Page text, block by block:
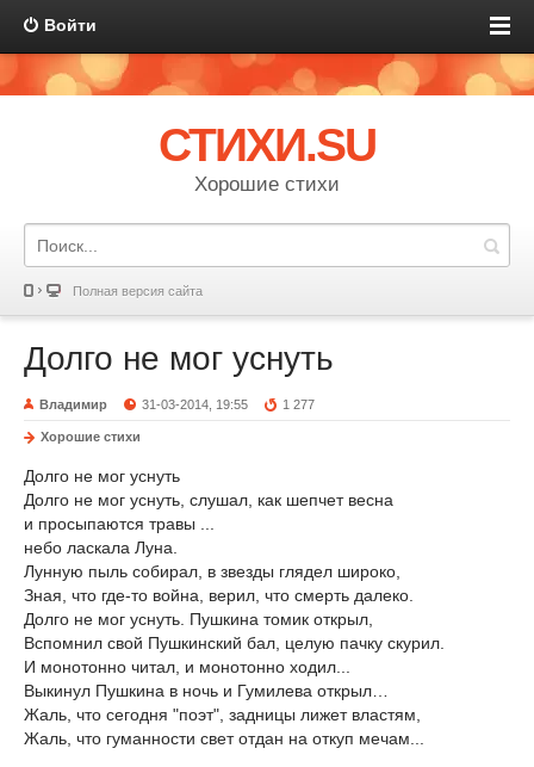
Войти
СТИХИ.SU
Хорошие стихи
Полная версия сайта
Долго не мог уснуть
Владимир 31-03-2014, 19:55 1 277
Хорошие стихи
Долго не мог уснуть
Долго не мог уснуть, слушал, как шепчет весна
и просыпаются травы ...
небо ласкала Луна.
Лунную пыль собирал, в звезды глядел широко,
Зная, что где-то война, верил, что смерть далеко.
Долго не мог уснуть. Пушкина томик открыл,
Вспомнил свой Пушкинский бал, целую пачку скурил.
И монотонно читал, и монотонно ходил...
Выкинул Пушкина в ночь и Гумилева открыл…
Жаль, что сегодня "поэт", задницы лижет властям,
Жаль, что гуманности свет отдан на откуп мечам...